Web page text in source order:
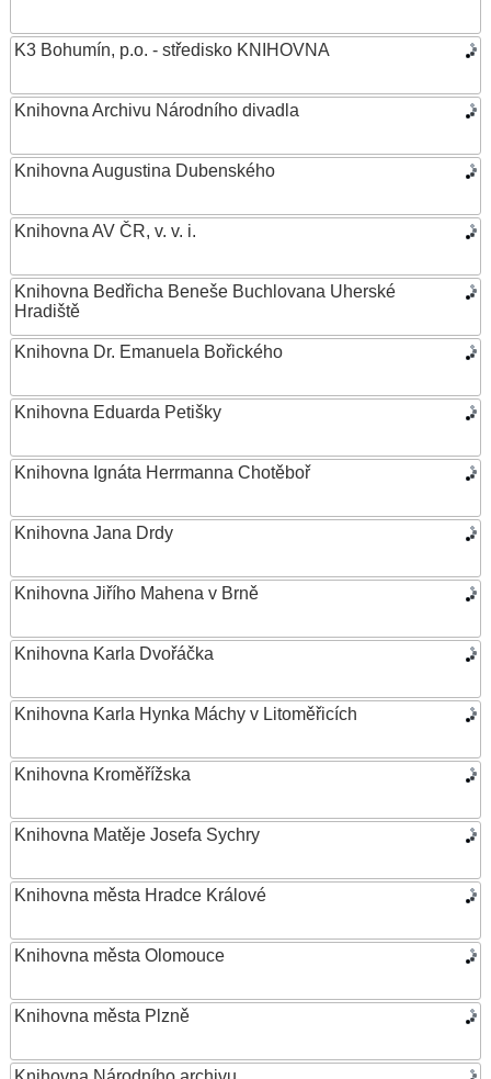
K3 Bohumín, p.o. - středisko KNIHOVNA
Knihovna Archivu Národního divadla
Knihovna Augustina Dubenského
Knihovna AV ČR, v. v. i.
Knihovna Bedřicha Beneše Buchlovana Uherské
Hradiště
Knihovna Dr. Emanuela Bořického
Knihovna Eduarda Petišky
Knihovna Ignáta Herrmanna Chotěboř
Knihovna Jana Drdy
Knihovna Jiřího Mahena v Brně
Knihovna Karla Dvořáčka
Knihovna Karla Hynka Máchy v Litoměřicích
Knihovna Kroměřížska
Knihovna Matěje Josefa Sychry
Knihovna města Hradce Králové
Knihovna města Olomouce
Knihovna města Plzně